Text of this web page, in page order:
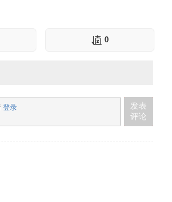
0
登录
发表
评论